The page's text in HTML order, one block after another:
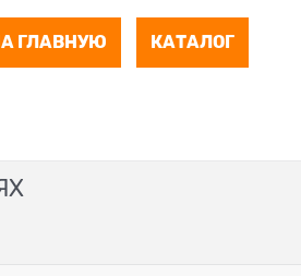
ГЛАВНУЮ КАТАЛОГ